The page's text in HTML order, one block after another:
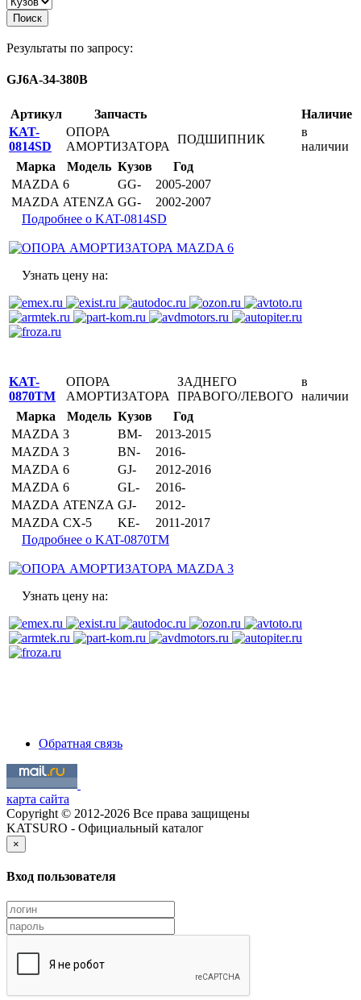
Поиск
Результаты по запросу:
GJ6A-34-380B
Артикул Запчасть
Наличие
KAT-
0814SD
ОПОРА
АМОРТИЗАТОРА
ПОДШИПНИК
в
наличии
Марка
Модель Кузов
Год
MAZDA 6 GG-
2005-2007
MAZDA ATENZA GG-
2002-2007
Подробнее о KAT-0814SD
Узнать цену на:
KAT-
0870TM
ОПОРА
АМОРТИЗАТОРА
ЗАДНЕГО
ПРАВОГО/ЛЕВОГО
в
наличии
Марка
Модель Кузов
Год
MAZDA 3 BM-
2013-2015
MAZDA 3 BN-
2016-
MAZDA 6 GJ-
2012-2016
MAZDA 6 GL-
2016-
MAZDA ATENZA GJ-
2012-
MAZDA CX-5 KE-
2011-2017
Подробнее о KAT-0870TM
Узнать цену на:
Обратная связь
карта сайта
Copyright © 2012-2026 Все права защищены
KATSURO - Официальный каталог
×
Вход пользователя